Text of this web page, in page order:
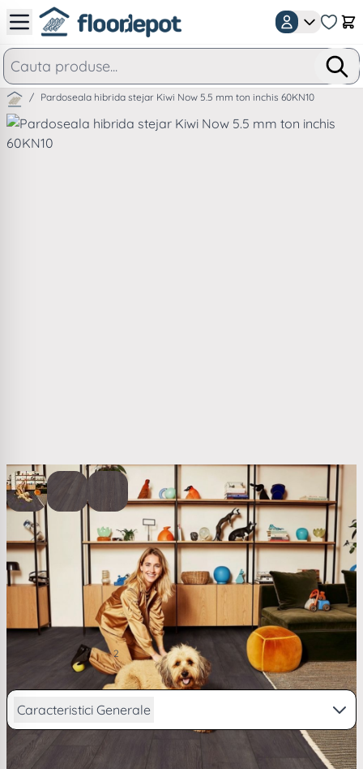
Mergeti la Continut
/ Pardoseala hibrida stejar Kiwi Now 5.5 mm ton inchis 60KN10
View larger image
View larger image
View larger image
Pardoseala hibrida stejar Kiwi Now 5.5 mm ton inchis
60KN10
(1)
107,01 RON/ m2
de la26,31lei/lună în4 rate
Caracteristici Generale
Vezi descriere completa...